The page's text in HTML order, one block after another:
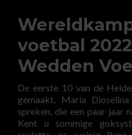
voetbal
Wedden
De eerste 10 van de
gemaakt, María
spreken, die een paar jaar
Kent u sommige